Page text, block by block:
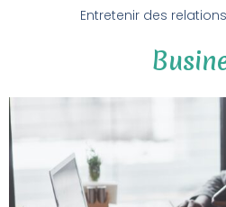
Entretenir des